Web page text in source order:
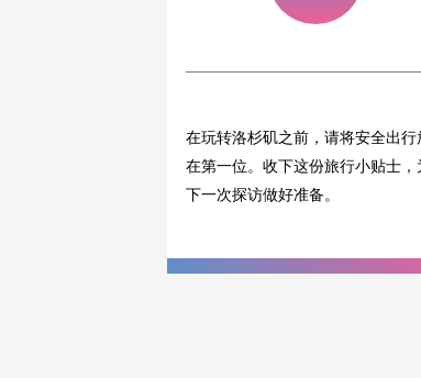
在玩转洛杉矶之前，请将安全出行
在第一位。收下这份旅行小贴士，
下一次探访做好准备。